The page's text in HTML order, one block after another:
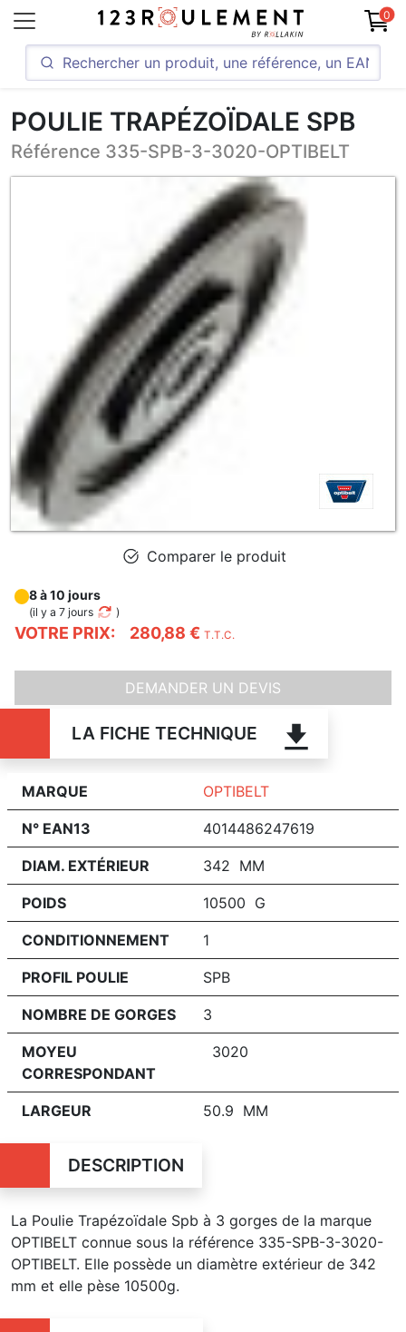
0
POULIE TRAPÉZOÏDALE SPB
Référence 335-SPB-3-3020-OPTIBELT
Comparer le produit
VOTRE PRIX: 280,88 € T.T.C.
8 à 10 jours
(il y a 7 jours )
DEMANDER UN DEVIS
LA FICHE TECHNIQUE
MARQUE OPTIBELT
N° EAN13 4014486247619
DIAM. EXTÉRIEUR 342 MM
POIDS 10500 G
CONDITIONNEMENT 1
PROFIL POULIE SPB
NOMBRE DE GORGES 3
MOYEU
CORRESPONDANT
3020
LARGEUR 50.9 MM
DESCRIPTION
La Poulie Trapézoïdale Spb à 3 gorges de la marque
OPTIBELT connue sous la référence 335-SPB-3-3020-
OPTIBELT. Elle possède un diamètre extérieur de 342
mm et elle pèse 10500g.